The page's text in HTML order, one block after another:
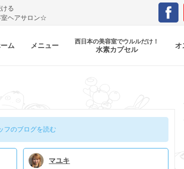
る
室ヘアサロン☆
ム メニュー 西日本の美容室でウルルだけ！
水素カプセル オ
フのブログを読む
マユキ